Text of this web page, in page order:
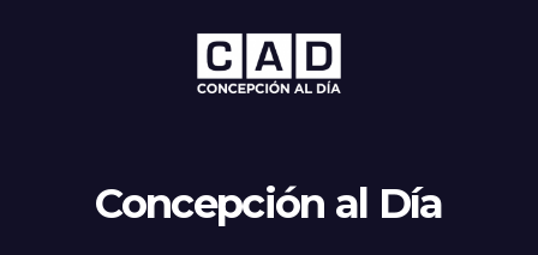
Concepción al Día